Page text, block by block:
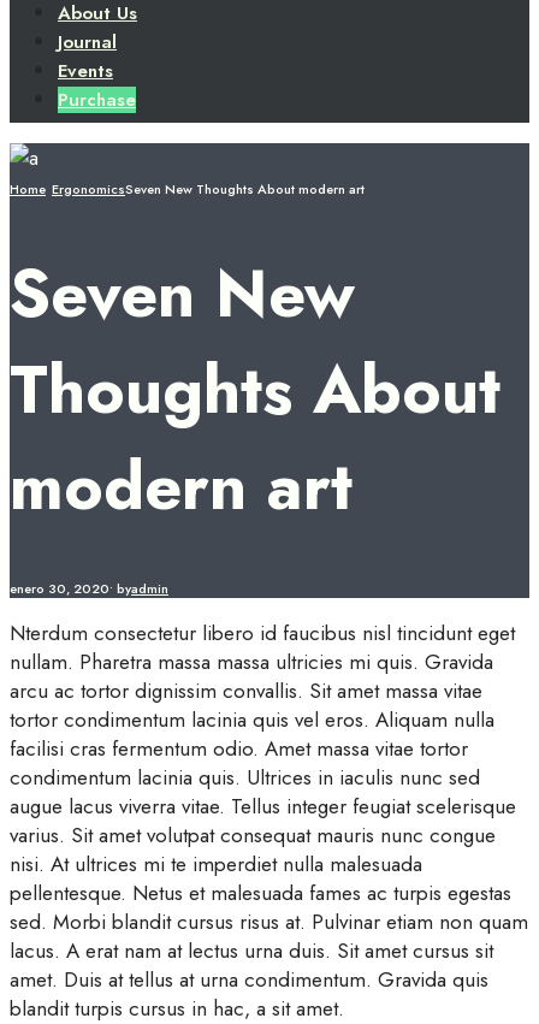
About Us
Journal
Events
Purchase
Home ErgonomicsSeven New Thoughts About modern art
Seven New
Thoughts About
modern art
enero 30, 2020• byadmin
Nterdum consectetur libero id faucibus nisl tincidunt eget
nullam. Pharetra massa massa ultricies mi quis. Gravida
arcu ac tortor dignissim convallis. Sit amet massa vitae
tortor condimentum lacinia quis vel eros. Aliquam nulla
facilisi cras fermentum odio. Amet massa vitae tortor
condimentum lacinia quis. Ultrices in iaculis nunc sed
augue lacus viverra vitae. Tellus integer feugiat scelerisque
varius. Sit amet volutpat consequat mauris nunc congue
nisi. At ultrices mi te imperdiet nulla malesuada
pellentesque. Netus et malesuada fames ac turpis egestas
sed. Morbi blandit cursus risus at. Pulvinar etiam non quam
lacus. A erat nam at lectus urna duis. Sit amet cursus sit
amet. Duis at tellus at urna condimentum. Gravida quis
blandit turpis cursus in hac, a sit amet.